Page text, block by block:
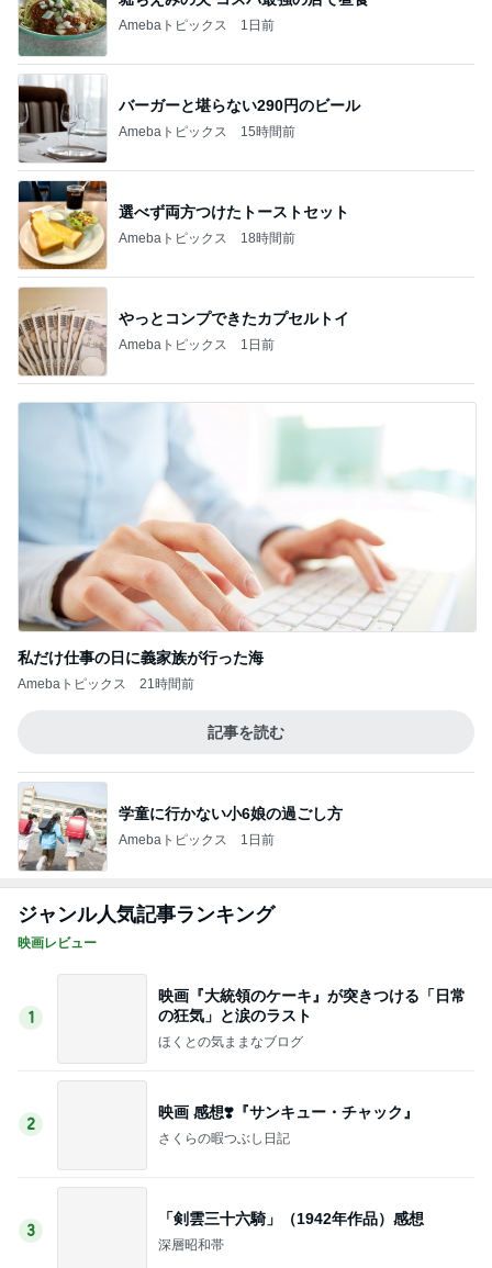
Amebaトピックス 1日前
バーガーと堪らない290円のビール
Amebaトピックス 15時間前
選べず両方つけたトーストセット
Amebaトピックス 18時間前
やっとコンプできたカプセルトイ
Amebaトピックス 1日前
私だけ仕事の日に義家族が行った海
Amebaトピックス 21時間前
記事を読む
学童に行かない小6娘の過ごし方
Amebaトピックス 1日前
ジャンル人気記事ランキング
映画レビュー
1
映画『大統領のケーキ』が突きつける「日常
の狂気」と涙のラスト
ほくとの気ままなブログ
2
映画 感想❣️『サンキュー・チャック』
さくらの暇つぶし日記
3
「剣雲三十六騎」（1942年作品）感想
深層昭和帯